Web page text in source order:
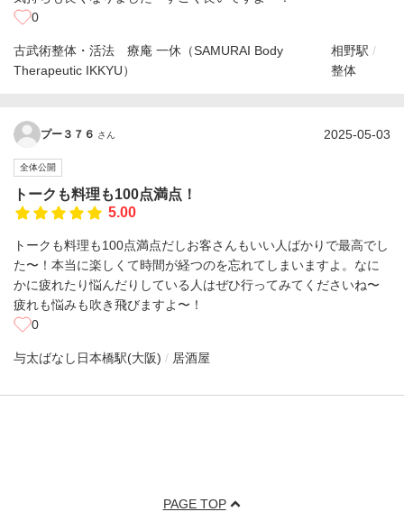
0
古武術整体・活法 療庵 一休（SAMURAI Body
Therapeutic IKKYU）
相野駅
整体
プー３７６ さん 2025-05-03
全体公開
トークも料理も100点満点！
5.00
トークも料理も100点満点だしお客さんもいい人ばかりで最高でし
た〜！本当に楽しくて時間が経つのを忘れてしまいますよ。なに
かに疲れたり悩んだりしている人はぜひ行ってみてくださいね〜
疲れも悩みも吹き飛びますよ〜！
0
与太ばなし 日本橋駅(大阪) 居酒屋
PAGE TOP